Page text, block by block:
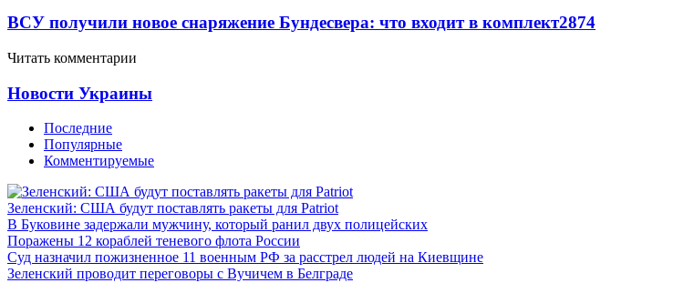
ВСУ получили новое снаряжение Бундесвера: что входит в комплект2874
Читать комментарии
Новости Украины
Последние
Популярные
Комментируемые
Зеленский: США будут поставлять ракеты для Patriot
В Буковине задержали мужчину, который ранил двух полицейских
Поражены 12 кораблей теневого флота России
Суд назначил пожизненное 11 военным РФ за расстрел людей на Киевщине
Зеленский проводит переговоры с Вучичем в Белграде